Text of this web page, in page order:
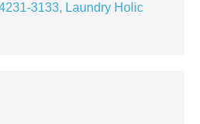
3133, Laundry Holic